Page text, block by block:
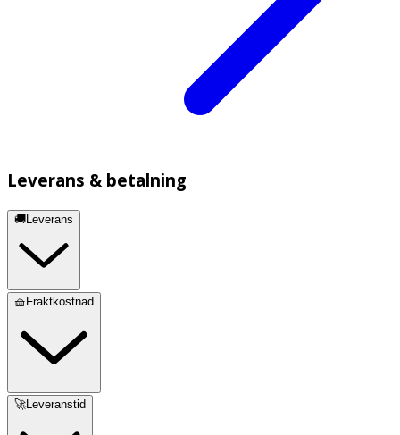
Leverans & betalning
🚚Leverans
🧺Fraktkostnad
🚀Leveranstid